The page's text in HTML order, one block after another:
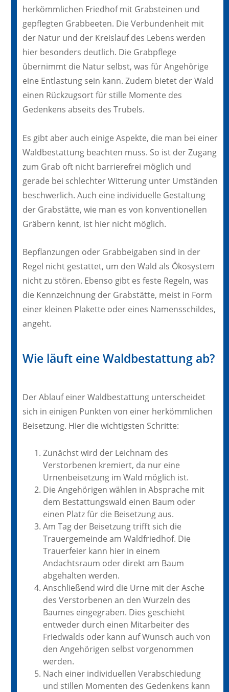
herkömmlichen Friedhof mit Grabsteinen und
gepflegten Grabbeeten. Die Verbundenheit mit
der Natur und der Kreislauf des Lebens werden
hier besonders deutlich. Die Grabpflege
übernimmt die Natur selbst, was für Angehörige
eine Entlastung sein kann. Zudem bietet der Wald
einen Rückzugsort für stille Momente des
Gedenkens abseits des Trubels.
Es gibt aber auch einige Aspekte, die man bei einer
Waldbestattung beachten muss. So ist der Zugang
zum Grab oft nicht barrierefrei möglich und
gerade bei schlechter Witterung unter Umständen
beschwerlich. Auch eine individuelle Gestaltung
der Grabstätte, wie man es von konventionellen
Gräbern kennt, ist hier nicht möglich.
Bepflanzungen oder Grabbeigaben sind in der
Regel nicht gestattet, um den Wald als Ökosystem
nicht zu stören. Ebenso gibt es feste Regeln, was
die Kennzeichnung der Grabstätte, meist in Form
einer kleinen Plakette oder eines Namensschildes,
angeht.
Wie läuft eine Waldbestattung ab?
Der Ablauf einer Waldbestattung unterscheidet
sich in einigen Punkten von einer herkömmlichen
Beisetzung. Hier die wichtigsten Schritte:
Zunächst wird der Leichnam des
Verstorbenen kremiert, da nur eine
Urnenbeisetzung im Wald möglich ist.
Die Angehörigen wählen in Absprache mit
dem Bestattungswald einen Baum oder
einen Platz für die Beisetzung aus.
Am Tag der Beisetzung trifft sich die
Trauergemeinde am Waldfriedhof. Die
Trauerfeier kann hier in einem
Andachtsraum oder direkt am Baum
abgehalten werden.
Anschließend wird die Urne mit der Asche
des Verstorbenen an den Wurzeln des
Baumes eingegraben. Dies geschieht
entweder durch einen Mitarbeiter des
Friedwalds oder kann auf Wunsch auch von
den Angehörigen selbst vorgenommen
werden.
Nach einer individuellen Verabschiedung
und stillen Momenten des Gedenkens kann